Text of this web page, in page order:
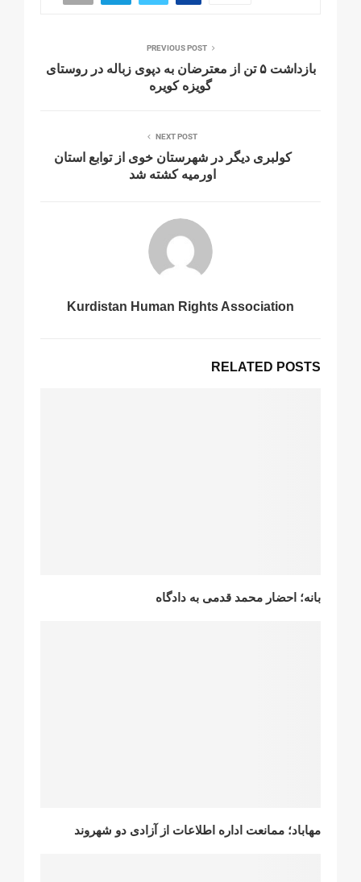
PREVIOUS POST
بازداشت ۵ تن از معترضان به دپوی زباله در روستای
گویزه کویره
NEXT POST
کولبری دیگر در شهرستان خوی از توابع استان
اورمیە کشتە شد
Kurdistan Human Rights Association
RELATED POSTS
بانه؛ احضار محمد قدمی به دادگاه
مهاباد؛ ممانعت اداره اطلاعات از آزادی دو شهروند